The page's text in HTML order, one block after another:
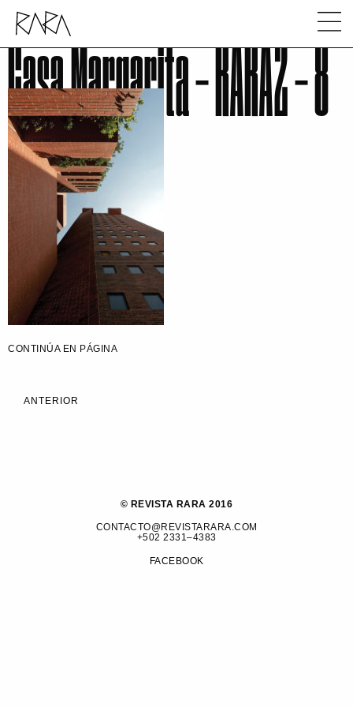
Casa Margarita – RARA2 – 8
CONTINÚA EN PÁGINA
ANTERIOR
© REVISTA RARA 2016
CONTACTO@REVISTARARA.COM
+502 2331–4383
FACEBOOK